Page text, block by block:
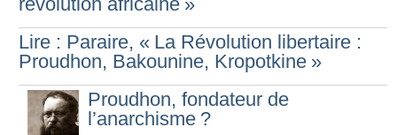
Lire : Paraire, « La Révolution libertaire :
Proudhon, Bakounine, Kropotkine »
Proudhon, fondateur de
l’anarchisme ?